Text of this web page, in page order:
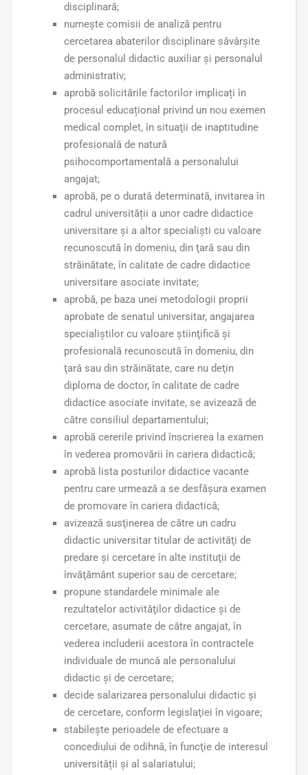
disciplinară;
numește comisii de analiză pentru
cercetarea abaterilor disciplinare săvârşite
de personalul didactic auxiliar şi personalul
administrativ;
aprobă solicitările factorilor implicați în
procesul educațional privind un nou exemen
medical complet, în situaţii de inaptitudine
profesională de natură
psihocomportamentală a personalului
angajat;
aprobă, pe o durată determinată, invitarea în
cadrul universității a unor cadre didactice
universitare şi a altor specialişti cu valoare
recunoscută în domeniu, din ţară sau din
străinătate, în calitate de cadre didactice
universitare asociate invitate;
aprobă, pe baza unei metodologii proprii
aprobate de senatul universitar, angajarea
specialiştilor cu valoare ştiinţifică şi
profesională recunoscută în domeniu, din
ţară sau din străinătate, care nu deţin
diploma de doctor, în calitate de cadre
didactice asociate invitate, se avizează de
către consiliul departamentului;
aprobă cererile privind înscrierea la examen
în vederea promovării în cariera didactică;
aprobă lista posturilor didactice vacante
pentru care urmează a se desfășura examen
de promovare în cariera didactică;
avizează susţinerea de către un cadru
didactic universitar titular de activităţi de
predare şi cercetare în alte instituţii de
învăţământ superior sau de cercetare;
propune standardele minimale ale
rezultatelor activităţilor didactice şi de
cercetare, asumate de către angajat, în
vederea includerii acestora în contractele
individuale de muncă ale personalului
didactic şi de cercetare;
decide salarizarea personalului didactic şi
de cercetare, conform legislaţiei în vigoare;
stabilește perioadele de efectuare a
concediului de odihnă, în funcţie de interesul
universității şi al salariatului;